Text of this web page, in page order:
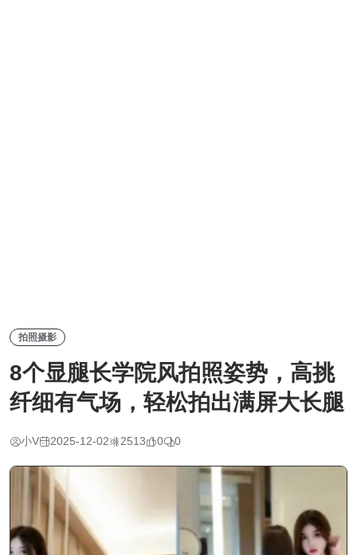
拍照摄影
8个显腿长学院风拍照姿势，高挑
纤细有气场，轻松拍出满屏大长腿
小V 2025-12-02 2513 0 0